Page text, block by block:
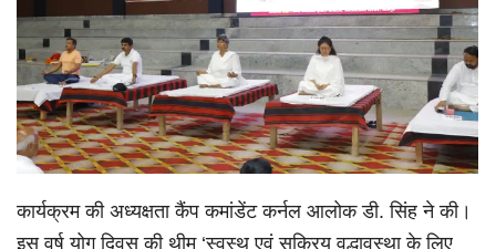
कार्यक्रम की अध्यक्षता कैंप कमांडेंट कर्नल आलोक डी. सिंह ने की।
इस वर्ष योग दिवस की थीम ‘स्वस्थ एवं सक्रिय वृद्धावस्था के लिए